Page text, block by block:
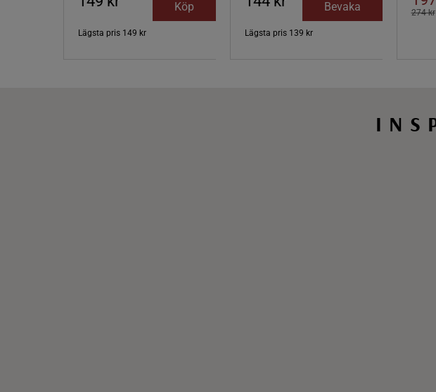
Köp
Lägsta pris 149 kr
Bevaka
Lägsta pris 139 kr
274 kr